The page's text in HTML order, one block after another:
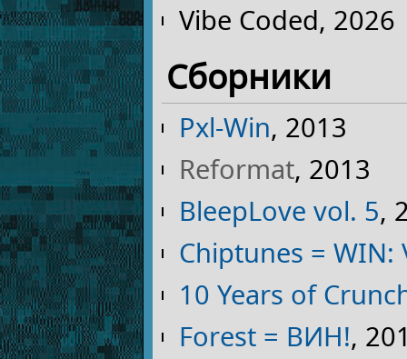
Vibe Coded, 2026
Сборники
Pxl-Win, 2013
Reformat, 2013
BleepLove vol. 5,
Chiptunes = WIN:
10 Years of
Forest = ВИН!,